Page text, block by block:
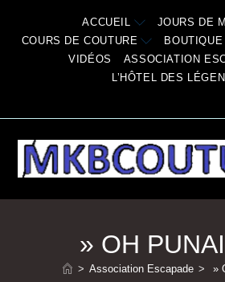
ACCUEIL
JOURS DE
COURS DE COUTURE
BOUTIQUE
VIDÉOS
ASSOCIATION
L’HÔTEL DES
» OH
> Association Escapade > »